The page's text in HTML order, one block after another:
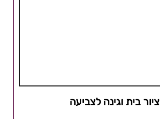
ציור בית וגינה לצביעה